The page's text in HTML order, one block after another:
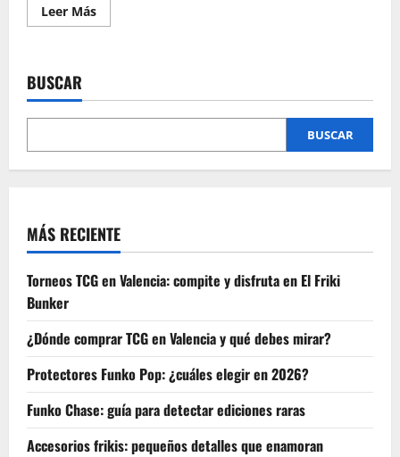
Leer MásLeer
más
Disney
España
BUSCAR
BUSCAR
MÁS RECIENTE
Torneos TCG en Valencia: compite y disfruta en El Friki
Bunker
¿Dónde comprar TCG en Valencia y qué debes mirar?
Protectores Funko Pop: ¿cuáles elegir en 2026?
Funko Chase: guía para detectar ediciones raras
Accesorios frikis: pequeños detalles que enamoran